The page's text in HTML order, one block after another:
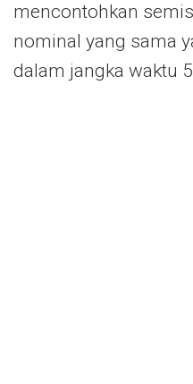
mencontohkan
nominal yang sama
dalam jangka waktu